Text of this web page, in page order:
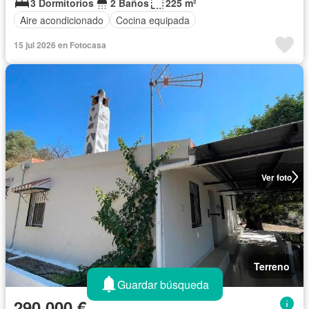
3 Dormitorios 2 Baños
225 m²
Aire acondicionado
Cocina equipada
15 jul 2026 en Fotocasa
Ver foto
Terreno
Guardar búsqueda